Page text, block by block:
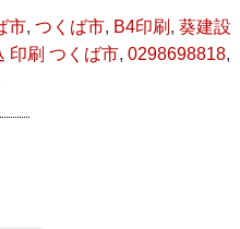
市, つくば市, B4印刷 , 葵建設
印刷 つくば市, 0298698818,